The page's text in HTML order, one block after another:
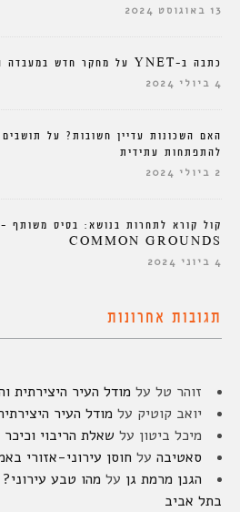
13 באוגוסט 2024
כתבה ב-YNET על מחקר חדש במעבדה העוסק בהצללה בעיר
4 ביולי 2024
האם השכונות עדיין חשובות? על
להתפתחות עתידית
2 ביולי 2024
קול קורא לתחרות בנושא: בסיס
COMMON GROUNDS
4 ביוני 2024
תגובות אחרונות
זוהר טל על מודל העיר היצירתית
יואב קוטיק על מודל העיר
מיכל ביטון על שאלת הריבוי
סאטיבה על חוסן עירוני-אזורי
הגנן מרמת גן על מהו טבע
בתל אביב